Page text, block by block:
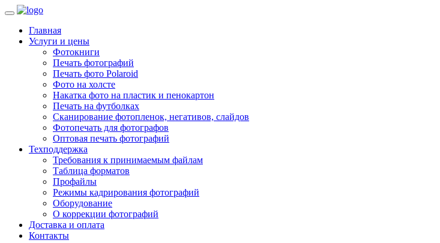
Главная
Услуги и цены
Фотокниги
Печать фотографий
Печать фото Polaroid
Фото на холсте
Накатка фото на пластик и пенокартон
Печать на футболках
Сканирование фотопленок, негативов, слайдов
Фотопечать для фотографов
Оптовая печать фотографий
Техподдержка
Требования к принимаемым файлам
Таблица форматов
Профайлы
Режимы кадрирования фотографий
Оборудование
О коррекции фотографий
Доставка и оплата
Контакты